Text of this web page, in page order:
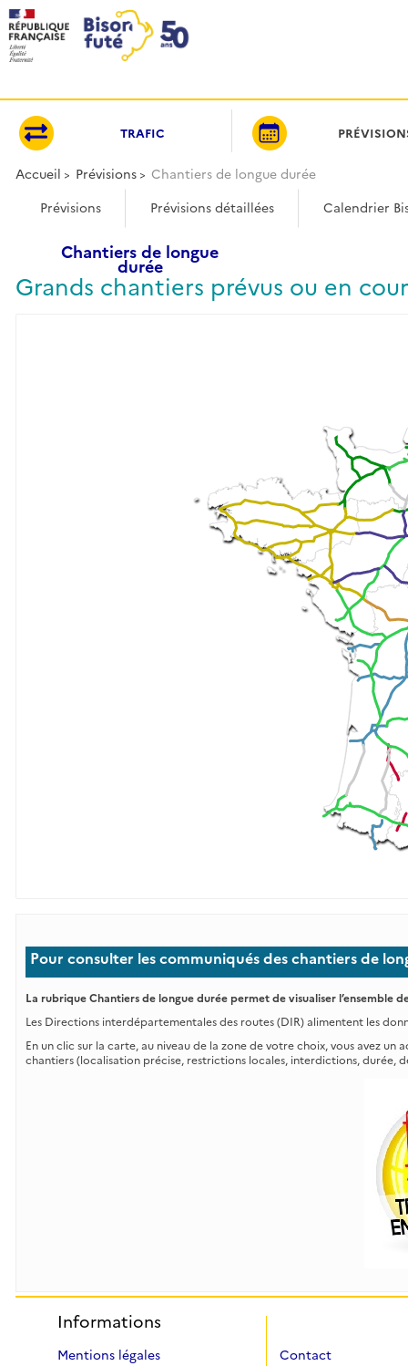
TRAFIC
Accueil Prévisions Chantiers de longue durée
Prévisions Prévisions détaillées Calendrier
Chantiers de longue
durée
Grands chantiers prévus ou en
Pour consulter les communiqués des chantiers de
La rubrique Chantiers de longue durée permet de visualiser l’ensemble
Les Directions interdépartementales des routes (DIR) alimentent les
En un clic sur la carte, au niveau de la zone de votre choix, vous avez un
chantiers (localisation précise, restrictions locales, interdictions, durée,
Informations
Mentions légales
Contact
Panneau de gestion des cookies